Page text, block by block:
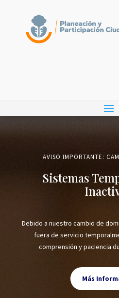
AVISO IMPORTANTE:
Sistemas
Debido a nuestro cambio de
fuera de servicio
comprensión y paciencia
Más